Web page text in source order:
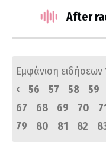
After
Εμφάνιση ειδήσεων
‹
56 57 58 59
67
68 69 70
79
80 81 82